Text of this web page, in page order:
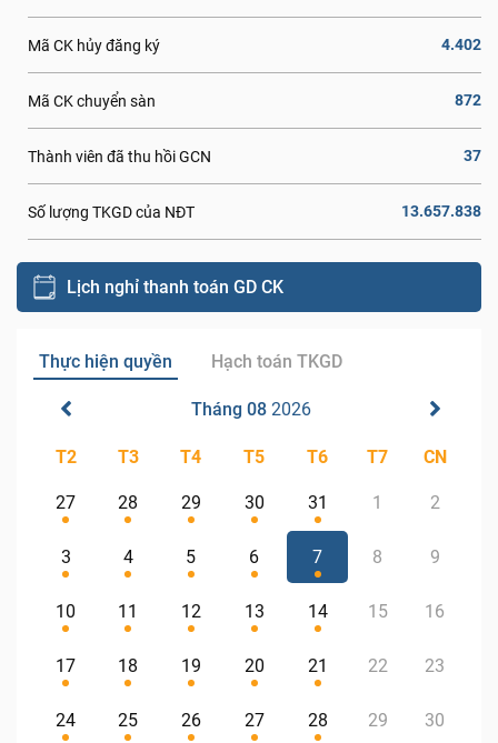
Mã CK hủy đăng ký 4.402
Mã CK chuyển sàn 872
Thành viên đã thu hồi GCN 37
Số lượng TKGD của NĐT 13.657.838
Lịch nghỉ thanh toán GD CK
Thực hiện quyền Hạch toán TKGD
Tháng 08 2026
T2 T3 T4 T5 T6 T7 CN
27 28 29 30 31 1 2
3 4 5 6 7 8 9
10 11 12 13 14 15 16
17 18 19 20 21 22 23
24 25 26 27 28 29 30